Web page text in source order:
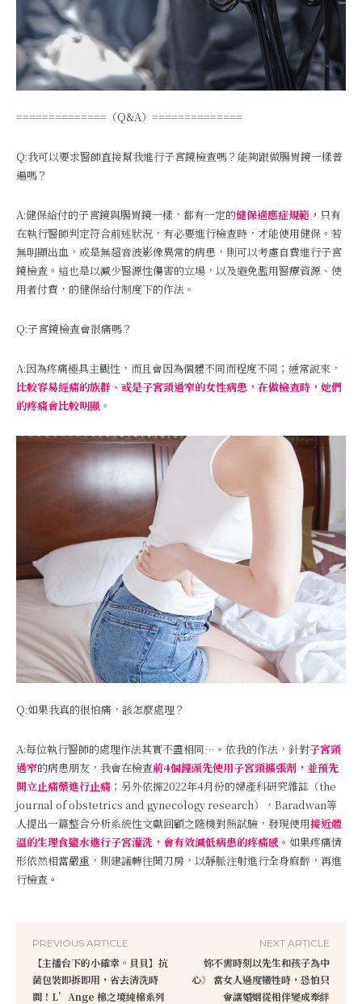
==============（Q&A）==============
Q:我可以要求醫師直接幫我進行子宮鏡檢查嗎？能夠跟做腸胃鏡一樣普
遍嗎？
A:健保給付的子宮鏡與腸胃鏡一樣，都有一定的健保適應症規範 ， 只有
在執行醫師判定符合前述狀況，有必要進行檢查時，才能使用健保。若
無明顯出血，或是無超音波影像異常的病患，則可以考慮自費進行子宮
鏡檢查。這也是以減少醫源性傷害的立場，以及避免濫用醫療資源、使
用者付費，的健保給付制度下的作法。
Q:子宮鏡檢查會很痛嗎？
A:因為疼痛極具主觀性，而且會因為個體不同而程度不同；通常說來 ，
比較容易經痛的族群、或是子宮頸過窄的女性病患，在做檢查時，她們
的疼痛會比較明顯 。
Q:如果我真的很怕痛，該怎麼處理？
A:每位執行醫師的處理作法其實不盡相同⋯。依我的作法，針對子宮頸
過窄的病患朋友，我會在檢查前4個鐘頭先使用子宮頸擴張劑，並預先
開立止痛藥進行止痛 ；另外依據2022年4月份的婦產科研究雜誌（the
journal of obstetrics and gynecology research），Baradwan等
人提出一篇整合分析系統性文獻回顧之隨機對照試驗，發現使用接近體
溫的生理食鹽水進行子宮灌洗，會有效減低病患的疼痛感 。 如果疼痛情
形依然相當嚴重，則建議轉往開刀房，以靜脈注射進行全身麻醉，再進
行檢查。
PREVIOUS ARTICLE
【主播台下的小確幸。貝貝】抗
菌包裝即拆即用，省去清洗時
間！L’Ange 棉之境純棉系列
NEXT ARTICLE
妳不需時刻以先生和孩子為中
心》 當女人過度犧牲時，恐怕只
會讓婚姻從相伴變成牽絆